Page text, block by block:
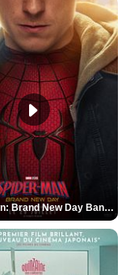
Spider-Man: Brand New Day Bande-annonce VO STFR